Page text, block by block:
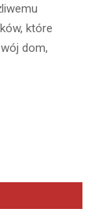
które
dom,